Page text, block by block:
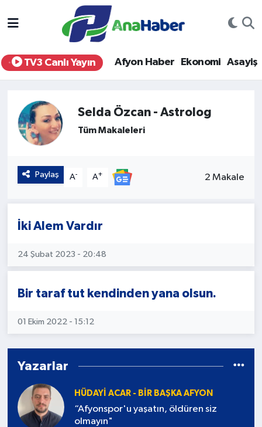
TV3 Canlı Yayın Afyon Haber Ekonomi Asayiş
Selda Özcan - Astrolog
Tüm Makaleleri
Paylaş A- A+ 2 Makale
İki Alem Vardır
24 Şubat 2023 - 20:48
Bir taraf tut kendinden yana olsun.
01 Ekim 2022 - 15:12
Yazarlar
HÜDAYI ACAR - BIR BAŞKA AFYON
“Afyonspor'u yaşatın, öldüren siz
olmayın"
Yurt Haber
Afyon Haber
Ekonomi
Siyaset
Spor
Sağlık
Teknoloji
Afyonkarahisar Nöbetçi Eczaneler
Afyonkarahisar Hava Durumu
Afyonkarahisar Namaz Vakitleri
Afyonkarahisar Trafik Yoğunluk Haritası
Süper Lig Puan Durumu ve Fikstür
Son Dakika Haberleri
Haber Arşivi